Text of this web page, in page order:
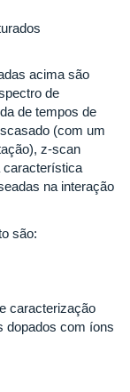
acima são
de
de tempos de
(com um
z-scan
característica
na interação
são:
caracterização
dopados com íons